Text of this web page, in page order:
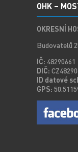
OHK –
OKRESNÍ
Budovatelů
IČ: 48290661
DIČ:
ID datové
GPS: